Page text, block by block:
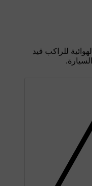
للراكب قيد